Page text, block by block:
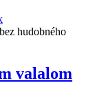
hudobného
valalom